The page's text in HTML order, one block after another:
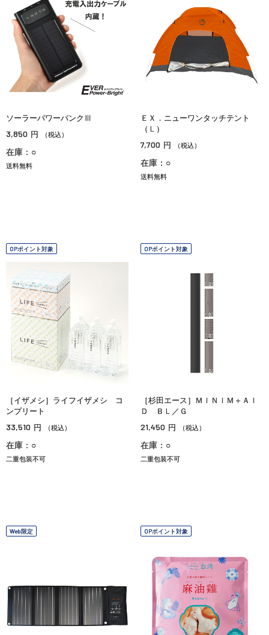
ソーラーパワーバンクⅢ
3,850 円 （税込）
在庫：○
送料無料
ＥＸ．ニューワンタッチテント
（Ｌ）
7,700 円 （税込）
在庫：○
送料無料
OPポイント対象
［イザメシ］ライフイザメシ コ
ンプリート
33,510 円 （税込）
在庫：○
二重包装不可
OPポイント対象
［杉田エース］ＭＩＮＩＭ＋ＡＩ
Ｄ ＢＬ／Ｇ
21,450 円 （税込）
在庫：○
二重包装不可
Web限定 OPポイント対象